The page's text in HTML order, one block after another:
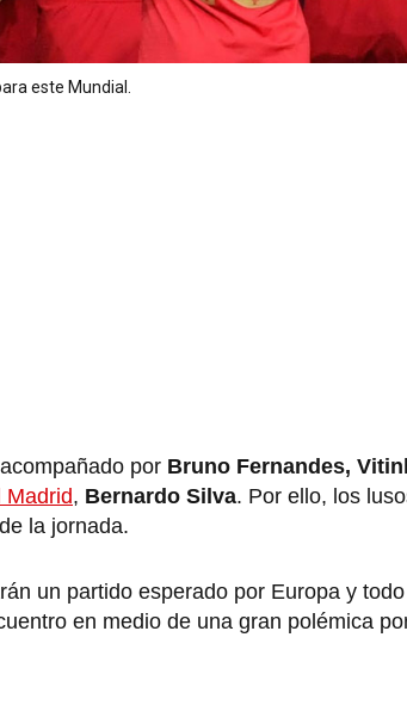
este Mundial.
por Bruno Fernandes,
Madrid, Bernardo Silva. Por ello, los
la jornada.
un partido esperado por Europa y
en medio de una gran polémica